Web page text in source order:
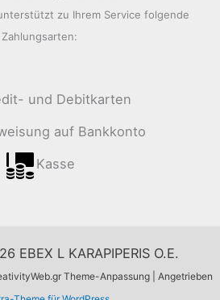
zu Ihrem Service folgende
Zahlungsarten:
und Debitkarten
auf Bankkonto
Kasse
EBEX L KARAPIPERIS O.E.
Theme-Anpassung | Angetrieben